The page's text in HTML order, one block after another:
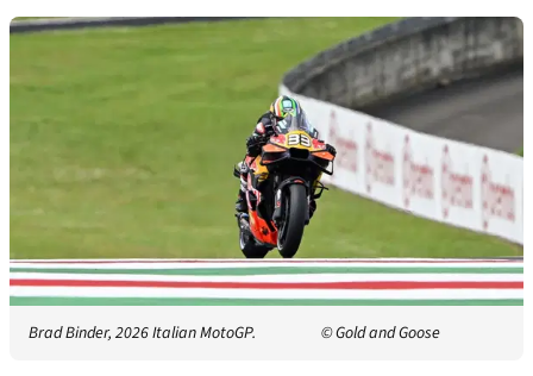
Brad Binder, 2026 Italian MotoGP. © Gold and Goose